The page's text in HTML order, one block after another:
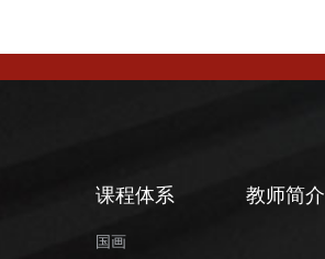
课程体系
国画
教师简介